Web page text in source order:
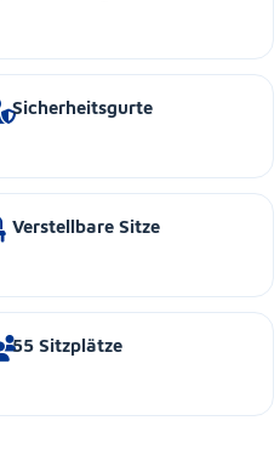
Sicherheitsgurte
Verstellbare Sitze
55 Sitzplätze